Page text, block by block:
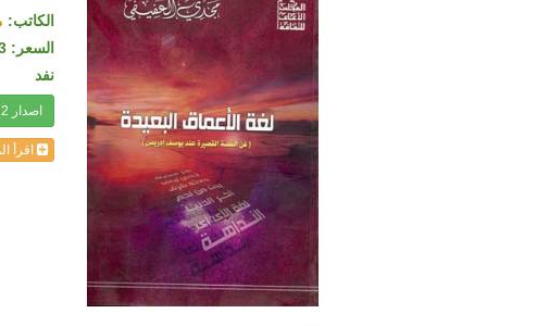
الكاتب:
السعر: 23 جنيهًا
نفد
اصدار 2012
اقرأ